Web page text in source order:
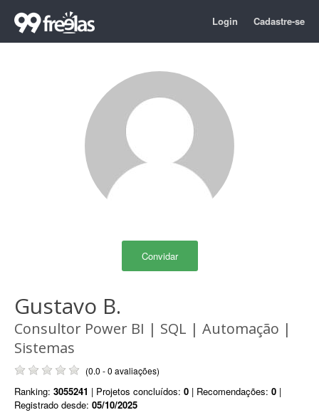
Login Cadastre-se
Convidar
Gustavo B.
Consultor Power BI | SQL | Automação |
Sistemas
(0.0 - 0 avaliações)
Ranking: 3055241 | Projetos concluídos: 0 | Recomendações: 0 |
Registrado desde: 05/10/2025